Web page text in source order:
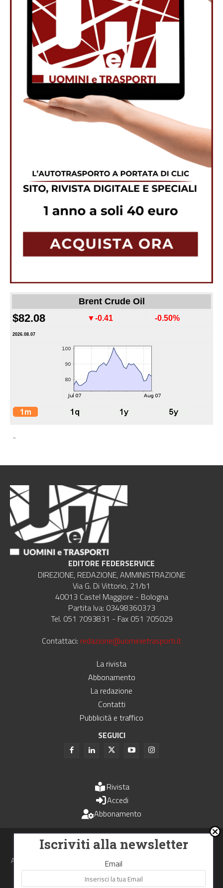
Brent Crude Oil
$82.08 ▼-0.41 -0.50%
2026.08.07
-
EDITORE FEDERSERVICE
DIREZIONE, REDAZIONE, AMMINISTRAZIONE
Via G. Di Vittorio, 21/b1
40013 Castel Maggiore - Bologna
Partita Iva: 03498360373
Tel. 051 7093831 - Fax 051 705029
Contattaci: redazione@uominietrasporti.it
La rivista
Abbonamento
La redazione
Contatti
Pubblicità e traffico
SEGUICI
Rivista
Accedi
Abbonamento
Uomini e Trasporti è un periodico associato all'Unione Stampa
Periodica Italiana - USPI
Autorizzazione del Tribunale di Bologna N.4993 del 15 giugno 1982
Webdesign made inNowhere
Iscriviti alla newsletter
Email